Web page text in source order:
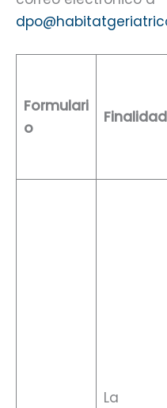
Formulari
o
Finalidad
La